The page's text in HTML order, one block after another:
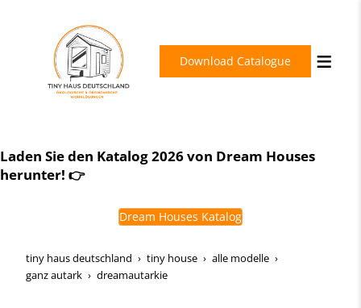
Download Catalogue
House?
Ihre Unabhängigkeit beginnt mit einer einzigen
Laden Sie den Katalog 2026 von Dream Houses
herunter! 👉
Dream Houses Katalog
tiny haus deutschland tiny house
alle modelle
ganz autark
dreamautarkie